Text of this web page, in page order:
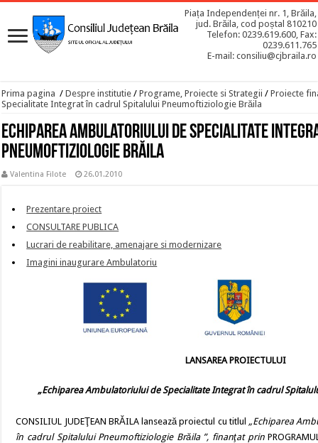
Piața Independenței nr. 1, Brăila,
jud. Brăila, cod poștal 810210
Telefon: 0239.619.600, Fax:
0239.611.765
E-mail: consiliu@cjbraila.ro
Prima pagina / Despre institutie / Programe, Proiecte si Strategii / Proiecte
Specialitate Integrat în cadrul Spitalului Pneumoftiziologie Brăila
Echiparea Ambulatoriului de Specialitate
Pneumoftiziologie Brăila
Valentina Filote 26.01.2010
Prezentare proiect
CONSULTARE PUBLICA
Lucrari de reabilitare, amenajare si modernizare
Imagini inaugurare Ambulatoriu
LANSAREA PROIECTULUI
„Echiparea Ambulatoriului de Specialitate Integrat în cadrul
CONSILIUL JUDEŢEAN BRĂILA lansează proiectul cu titlul „Echiparea
în cadrul Spitalului Pneumoftiziologie Brăila ”, finanţat prin